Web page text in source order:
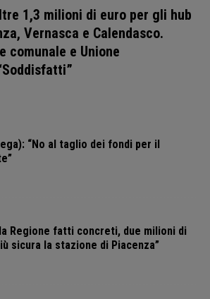
1,3 milioni di euro per gli hub
Vernasca e Calendasco.
comunale e Unione
“No al taglio dei fondi per il
Regione fatti concreti, due milioni di
sicura la stazione di Piacenza”